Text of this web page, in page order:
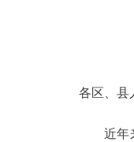
各区、县
近年来